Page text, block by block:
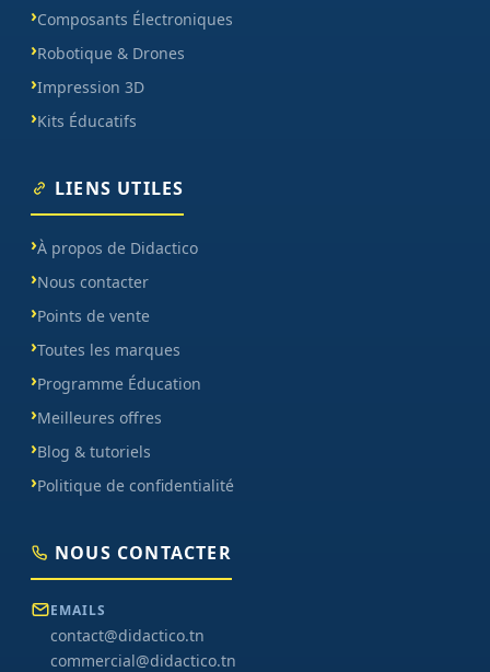
Composants Électroniques
Robotique & Drones
Impression 3D
Kits Éducatifs
LIENS UTILES
À propos de Didactico
Nous contacter
Points de vente
Toutes les marques
Programme Éducation
Meilleures offres
Blog & tutoriels
Politique de confidentialité
NOUS CONTACTER
EMAILS
contact@didactico.tn
commercial@didactico.tn